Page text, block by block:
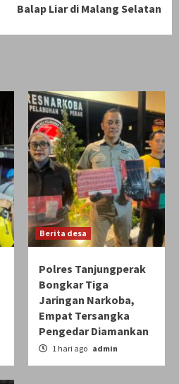
Balap Liar di Malang Selatan
Berita desa
Polres Tanjungperak
Bongkar Tiga
Jaringan Narkoba,
Empat Tersangka
Pengedar Diamankan
1 hari ago admin